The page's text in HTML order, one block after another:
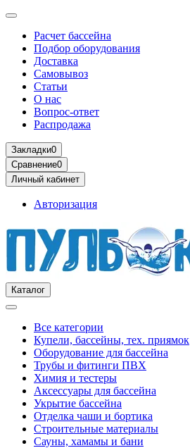
Расчет бассейна
Подбор оборудования
Доставка
Самовывоз
Статьи
О нас
Вопрос-ответ
Распродажа
Закладки0
Сравнение0
Личный кабинет
Авторизация
Каталог
Все категории
Купели, бассейны, тех. приямок
Оборудование для бассейна
Трубы и фитинги ПВХ
Химия и тестеры
Аксессуары для бассейна
Укрытие бассейна
Отделка чаши и бортика
Строительные материалы
Сауны, хамамы и бани